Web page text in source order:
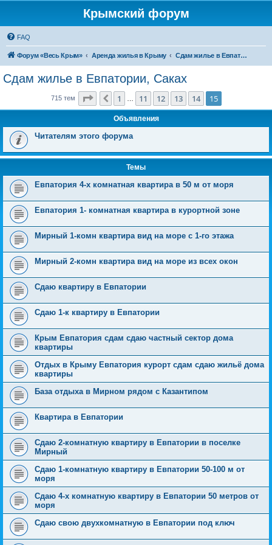
Крымский форум
FAQ
Форум «Весь Крым» Аренда жилья в Крыму Сдам жилье в Евпатории, Саках
Сдам жилье в Евпатории, Саках
715 тем Страница 15из 15
Пред.
1 11 12 13 14 15
Объявления
Читателям этого форума
Темы
Евпатория 4-х комнатная квартира в 50 м от моря
Евпатория 1- комнатная квартира в курортной зоне
Мирный 1-комн квартира вид на море c 1-го этажа
Мирный 2-комн квартира вид на море из всех окон
Сдаю квартиру в Евпатории
Сдаю 1-к квартиру в Евпатории
Крым Евпатория сдам сдаю частный сектор дома
квартиры
Отдых в Крыму Евпатория курорт сдам сдаю жильё дома
квартиры
База отдыха в Мирном рядом с Казантипом
Квартира в Евпатории
Сдаю 2-комнатную квартиру в Евпатории в поселке
Мирный
Сдаю 1-комнатную квартиру в Евпатории 50-100 м от
моря
Сдаю 4-х комнатную квартиру в Евпатории 50 метров от
моря
Сдаю свою двухкомнатную в Евпатории под ключ